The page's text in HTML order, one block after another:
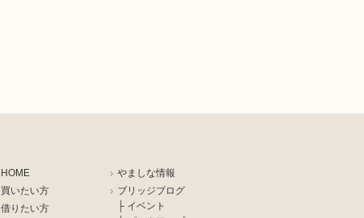
HOME
買いたい方
借りたい方
やましな情報
ブリッジブログ
├ イベント